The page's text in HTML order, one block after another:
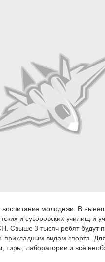
воспитание молодежи. В
и суворовских училищ
Свыше 3 тысяч ребят будут
прикладным видам спорта.
тиры, лаборатории и всё